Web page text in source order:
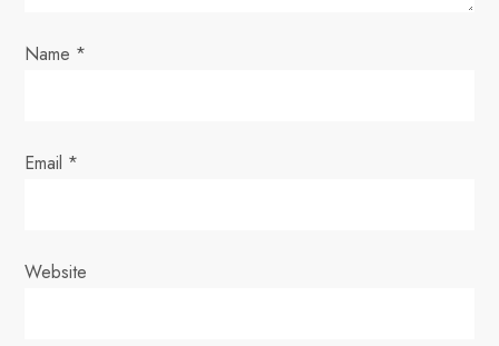
o
Name *
Email *
Website